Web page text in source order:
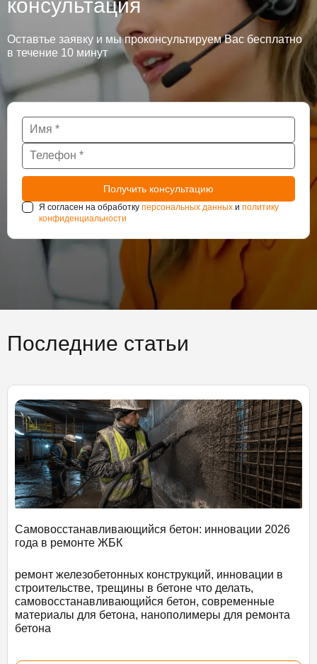
консультация
Оставтье заявку и мы проконсультируем Вас бесплатно
в течение 10 минут
Я согласен на обработку персональных данных и политику
конфиденциальности
Последние статьи
Самовосстанавливающийся бетон: инновации 2026
года в ремонте ЖБК
ремонт железобетонных конструкций, инновации в
строительстве, трещины в бетоне что делать,
самовосстанавливающийся бетон, современные
материалы для бетона, нанополимеры для ремонта
бетона